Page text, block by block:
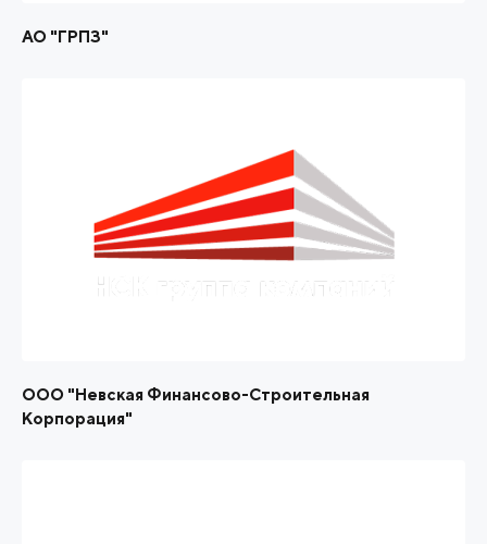
АО "ГРПЗ"
ООО "Невская Финансово-Строительная
Корпорация"